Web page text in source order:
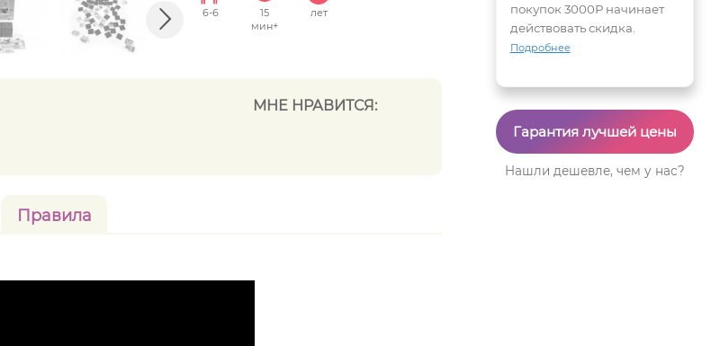
покупок 3000Р начинает
действовать скидка.
Подробнее
Гарантия лучшей цены
Нашли дешевле, чем у нас?
6-6
15
мин+
лет
МНЕ НРАВИТСЯ:
Правила